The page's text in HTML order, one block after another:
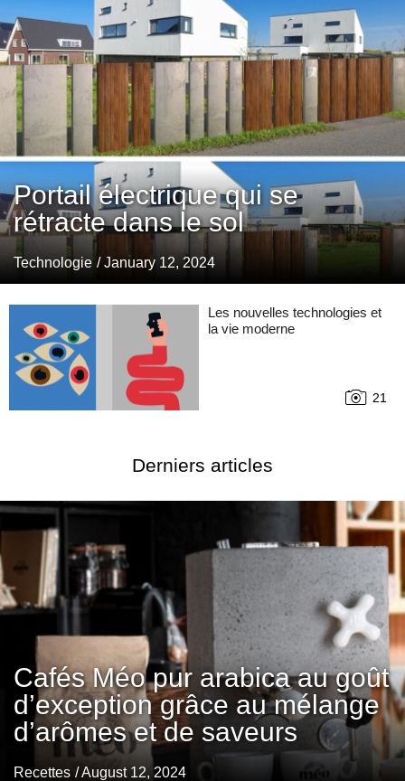
Portail électrique qui se
rétracte dans le sol
Technologie / January 12, 2024
Les nouvelles technologies et
la vie moderne
21
Derniers articles
Cafés Méo pur arabica au goût
d’exception grâce au mélange
d’arômes et de saveurs
Recettes / August 12, 2024